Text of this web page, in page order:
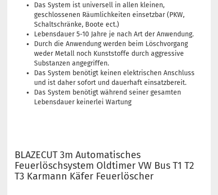
Das System ist universell in allen kleinen,
geschlossenen Räumlichkeiten einsetzbar (PKW,
Schaltschränke, Boote ect.)
Lebensdauer 5-10 Jahre je nach Art der Anwendung.
Durch die Anwendung werden beim Löschvorgang
weder Metall noch Kunststoffe durch aggressive
Substanzen angegriffen.
Das System benötigt keinen elektrischen Anschluss
und ist daher sofort und dauerhaft einsatzbereit.
Das System benötigt während seiner gesamten
Lebensdauer keinerlei Wartung
BLAZECUT 3m Automatisches
Feuerlöschsystem Oldtimer VW Bus T1 T2
T3 Karmann Käfer Feuerlöscher